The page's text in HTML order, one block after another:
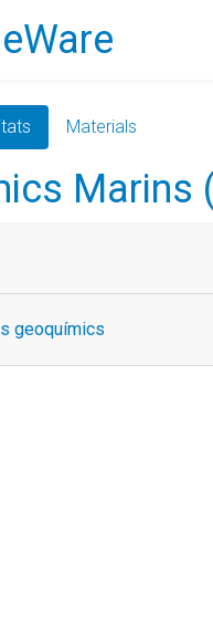
Materials
Marins
geoquímics